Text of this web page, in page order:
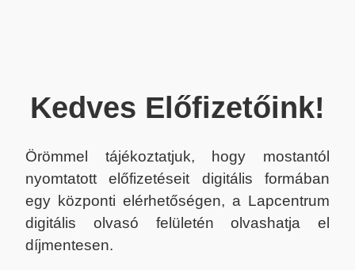
Kedves Előfizetőink!
Örömmel tájékoztatjuk, hogy mostantól
nyomtatott előfizetéseit digitális formában
egy központi elérhetőségen, a Lapcentrum
digitális olvasó felületén olvashatja el
díjmentesen.